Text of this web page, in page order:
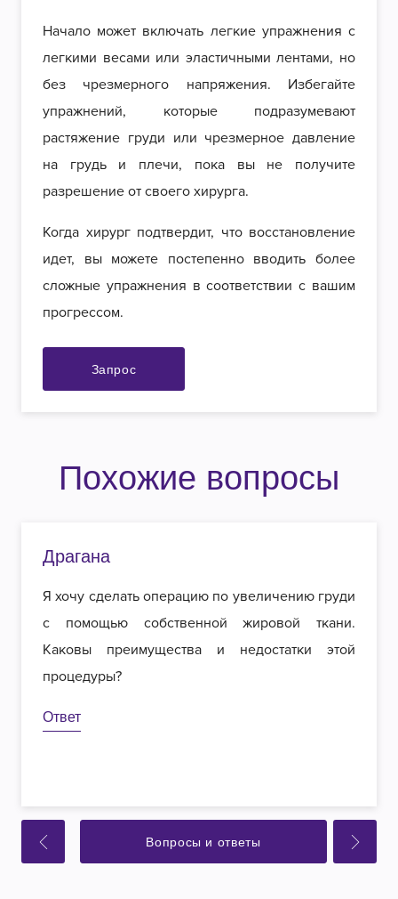
Начало может включать легкие упражнения с
легкими весами или эластичными лентами, но
без чрезмерного напряжения. Избегайте
упражнений, которые подразумевают
растяжение груди или чрезмерное давление
на грудь и плечи, пока вы не получите
разрешение от своего хирурга.
Когда хирург подтвердит, что восстановление
идет, вы можете постепенно вводить более
сложные упражнения в соответствии с вашим
прогрессом.
Запрос
Похожие вопросы
Драгана
Я хочу сделать операцию по увеличению груди
с помощью собственной жировой ткани.
Каковы преимущества и недостатки этой
процедуры?
Ответ
Вопросы и ответы